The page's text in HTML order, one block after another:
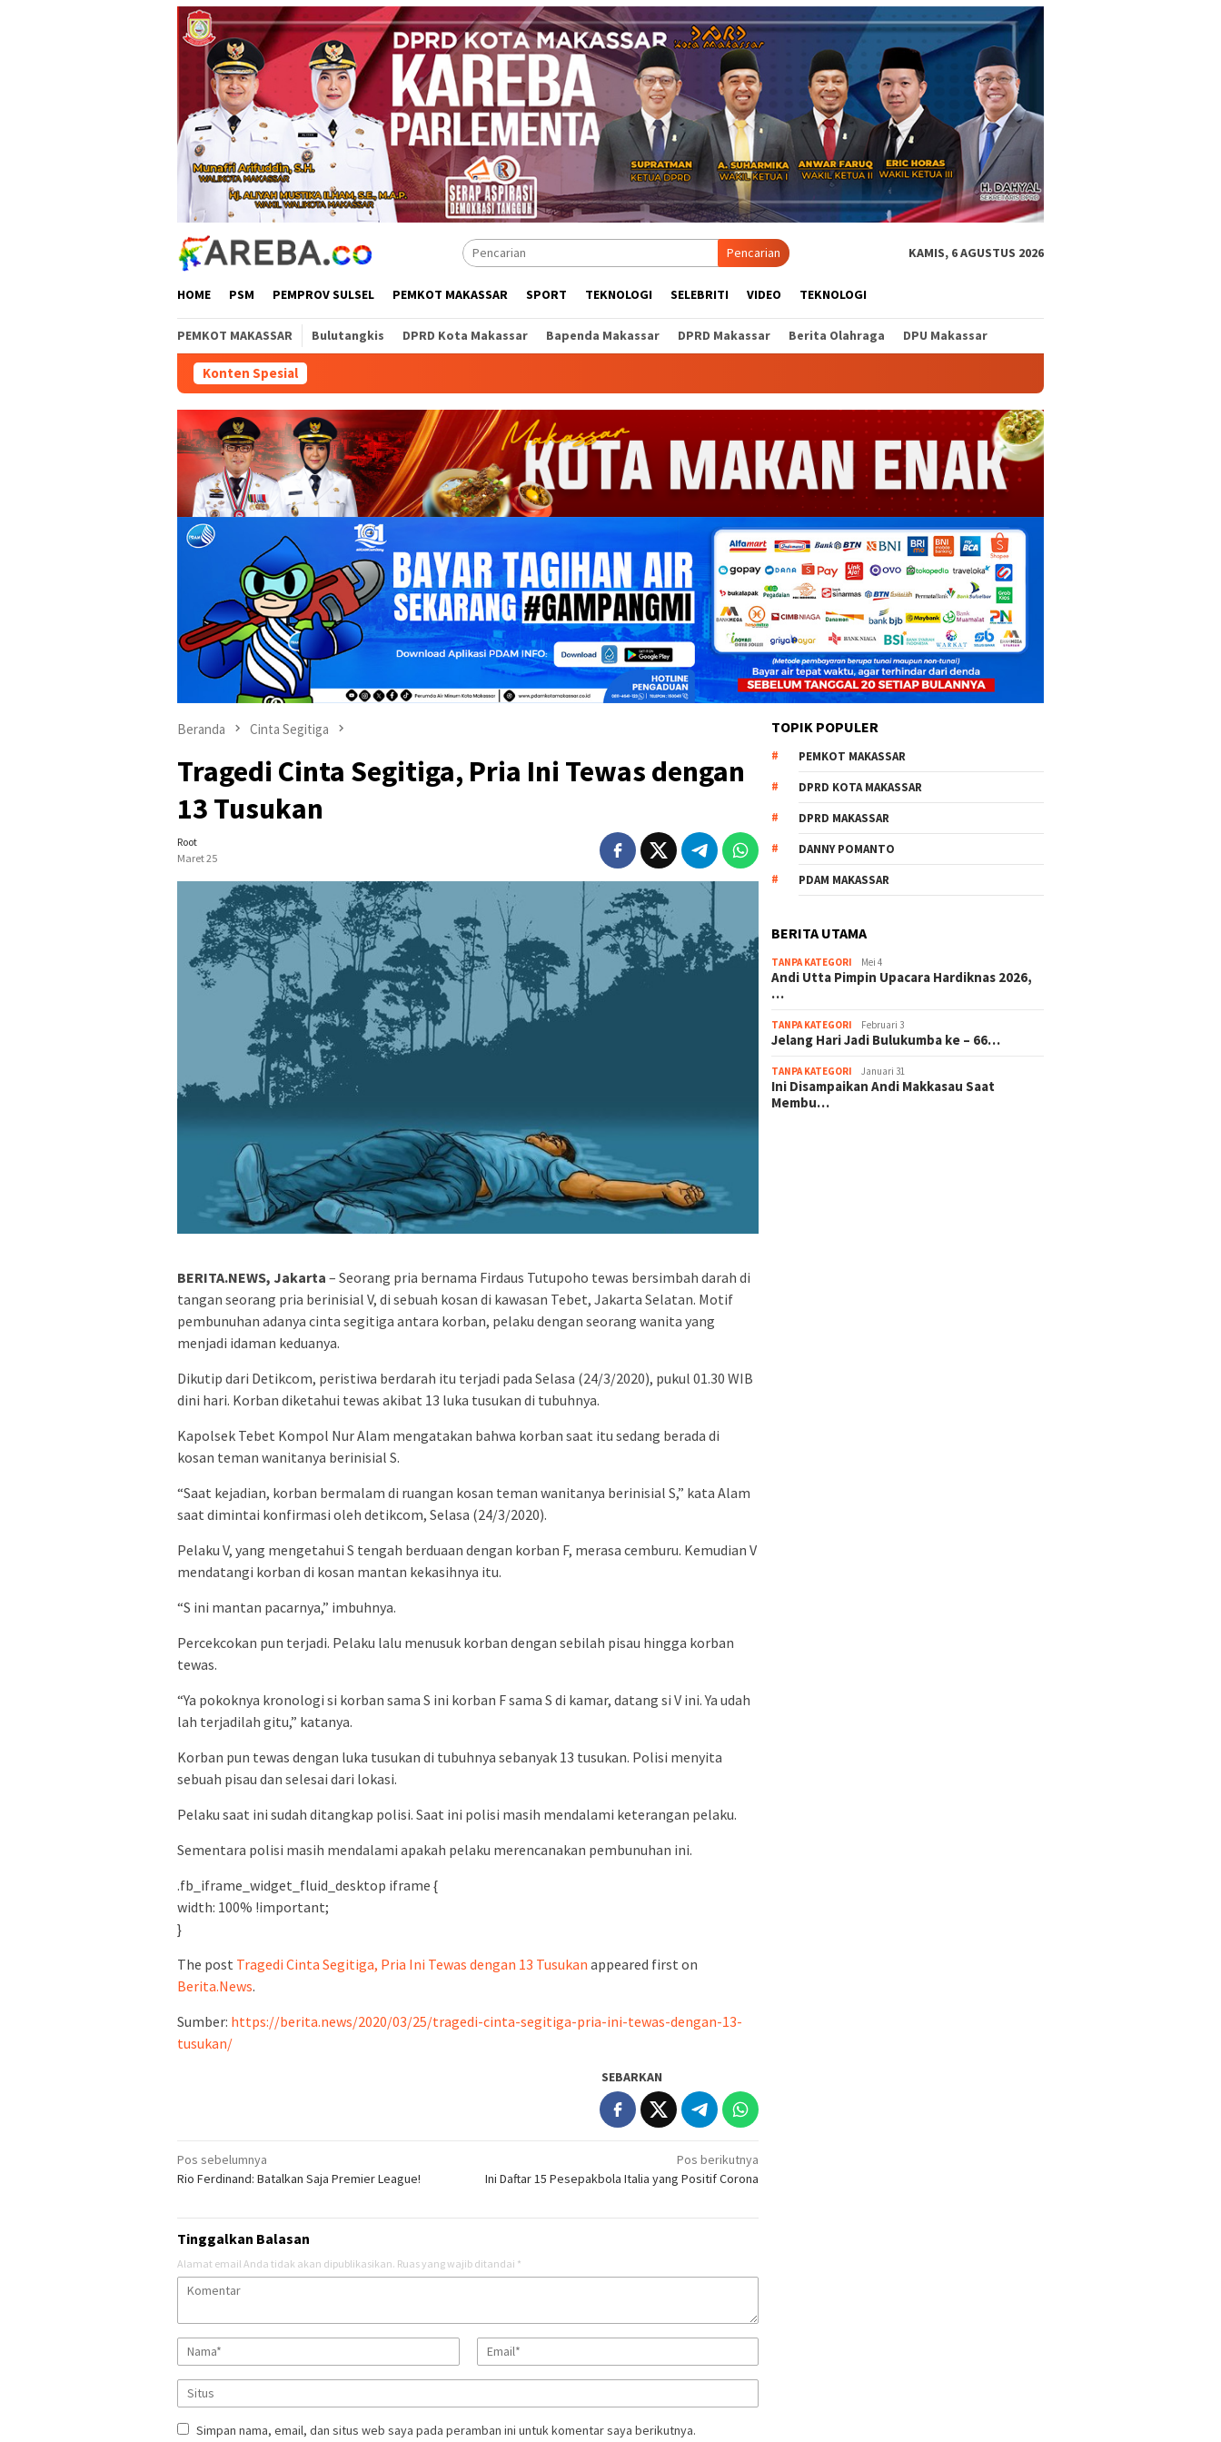
Pencarian KAMIS, 6 AGUSTUS 2026
HOME PSM PEMPROV SULSEL PEMKOT MAKASSAR SPORT TEKNOLOGI SELEBRITI VIDEO TEKNOLOGI
PEMKOT MAKASSAR Bulutangkis DPRD Kota Makassar Bapenda Makassar DPRD Makassar Berita Olahraga DPU Makassar
Konten Spesial
Beranda Cinta Segitiga
Tragedi Cinta Segitiga, Pria Ini Tewas dengan
13 Tusukan
Root
Maret 25
BERITA.NEWS, Jakarta – Seorang pria bernama Firdaus Tutupoho tewas bersimbah darah di
tangan seorang pria berinisial V, di sebuah kosan di kawasan Tebet, Jakarta Selatan. Motif
pembunuhan adanya cinta segitiga antara korban, pelaku dengan seorang wanita yang
menjadi idaman keduanya.
Dikutip dari Detikcom, peristiwa berdarah itu terjadi pada Selasa (24/3/2020), pukul 01.30 WIB
dini hari. Korban diketahui tewas akibat 13 luka tusukan di tubuhnya.
Kapolsek Tebet Kompol Nur Alam mengatakan bahwa korban saat itu sedang berada di
kosan teman wanitanya berinisial S.
“Saat kejadian, korban bermalam di ruangan kosan teman wanitanya berinisial S,” kata Alam
saat dimintai konfirmasi oleh detikcom, Selasa (24/3/2020).
Pelaku V, yang mengetahui S tengah berduaan dengan korban F, merasa cemburu. Kemudian V
mendatangi korban di kosan mantan kekasihnya itu.
“S ini mantan pacarnya,” imbuhnya.
Percekcokan pun terjadi. Pelaku lalu menusuk korban dengan sebilah pisau hingga korban
tewas.
“Ya pokoknya kronologi si korban sama S ini korban F sama S di kamar, datang si V ini. Ya udah
lah terjadilah gitu,” katanya.
Korban pun tewas dengan luka tusukan di tubuhnya sebanyak 13 tusukan. Polisi menyita
sebuah pisau dan selesai dari lokasi.
Pelaku saat ini sudah ditangkap polisi. Saat ini polisi masih mendalami keterangan pelaku.
Sementara polisi masih mendalami apakah pelaku merencanakan pembunuhan ini.
.fb_iframe_widget_fluid_desktop iframe {
width: 100% !important;
}
The post Tragedi Cinta Segitiga, Pria Ini Tewas dengan 13 Tusukan appeared first on
Berita.News.
Sumber: https://berita.news/2020/03/25/tragedi-cinta-segitiga-pria-ini-tewas-dengan-13-
tusukan/
SEBARKAN
Navigasi
pos
Pos sebelumnya
Rio Ferdinand: Batalkan Saja Premier League!
Pos berikutnya
Ini Daftar 15 Pesepakbola Italia yang Positif Corona
Tinggalkan Balasan
Alamat email Anda tidak akan dipublikasikan. Ruas yang wajib ditandai *
Simpan nama, email, dan situs web saya pada peramban ini untuk komentar saya berikutnya.
TOPIK POPULER
PEMKOT MAKASSAR
DPRD KOTA MAKASSAR
DPRD MAKASSAR
DANNY POMANTO
PDAM MAKASSAR
BERITA UTAMA
TANPA KATEGORI Mei 4
Andi Utta Pimpin Upacara Hardiknas 2026,
…
TANPA KATEGORI Februari 3
Jelang Hari Jadi Bulukumba ke – 66…
TANPA KATEGORI Januari 31
Ini Disampaikan Andi Makkasau Saat
Membu…